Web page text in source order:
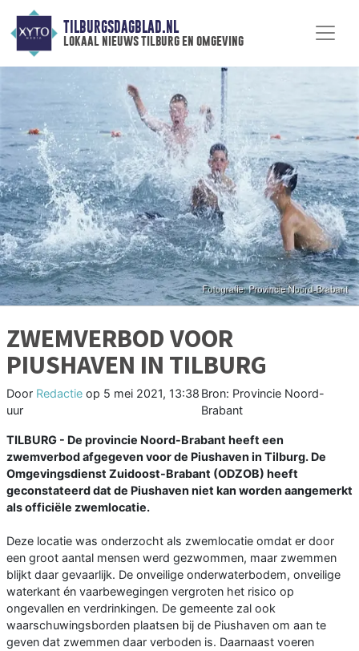
TILBURGSDAGBLAD.NL
lokaal nieuws tilburg en omgeving
ZWEMVERBOD VOOR
PIUSHAVEN IN TILBURG
Door Redactie op 5 mei 2021, 13:38
uur
Bron: Provincie Noord-
Brabant
TILBURG - De provincie Noord-Brabant heeft een
zwemverbod afgegeven voor de Piushaven in Tilburg. De
Omgevingsdienst Zuidoost-Brabant (ODZOB) heeft
geconstateerd dat de Piushaven niet kan worden aangemerkt
als officiële zwemlocatie.
Deze locatie was onderzocht als zwemlocatie omdat er door
een groot aantal mensen werd gezwommen, maar zwemmen
blijkt daar gevaarlijk. De onveilige onderwaterbodem, onveilige
waterkant én vaarbewegingen vergroten het risico op
ongevallen en verdrinkingen. De gemeente zal ook
waarschuwingsborden plaatsen bij de Piushaven om aan te
geven dat zwemmen daar verboden is. Daarnaast voeren